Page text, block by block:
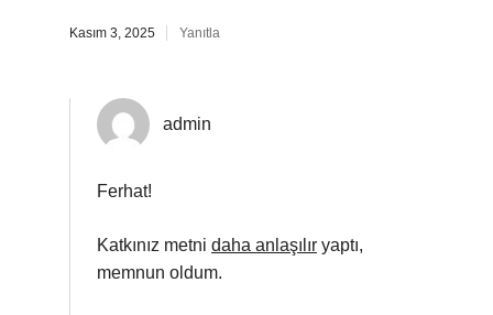
Kasım 3, 2025 Yanıtla
admin
Ferhat!
Katkınız metni daha anlaşılır yaptı,
memnun oldum.